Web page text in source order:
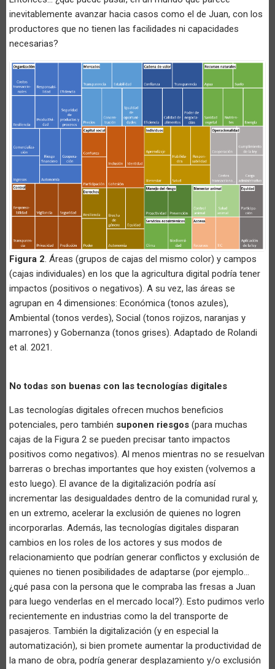
inevitablemente avanzar hacia casos como el de Juan, con los
productores que no tienen las facilidades ni capacidades
necesarias?
Figura 2. Áreas (grupos de cajas del mismo color) y campos
(cajas individuales) en los que la agricultura digital podría tener
impactos (positivos o negativos). A su vez, las áreas se
agrupan en 4 dimensiones: Económica (tonos azules),
Ambiental (tonos verdes), Social (tonos rojizos, naranjas y
marrones) y Gobernanza (tonos grises). Adaptado de Rolandi
et al. 2021.
No todas son buenas con las tecnologías digitales
Las tecnologías digitales ofrecen muchos beneficios
potenciales, pero también suponen riesgos (para muchas
cajas de la Figura 2 se pueden precisar tanto impactos
positivos como negativos). Al menos mientras no se resuelvan
barreras o brechas importantes que hoy existen (volvemos a
esto luego). El avance de la digitalización podría así
incrementar las desigualdades dentro de la comunidad rural y,
en un extremo, acelerar la exclusión de quienes no logren
incorporarlas. Además, las tecnologías digitales disparan
cambios en los roles de los actores y sus modos de
relacionamiento que podrían generar conflictos y exclusión de
quienes no tienen posibilidades de adaptarse (por ejemplo…
¿qué pasa con la persona que le compraba las fresas a Juan
para luego venderlas en el mercado local?). Esto pudimos verlo
recientemente en industrias como la del transporte de
pasajeros. También la digitalización (y en especial la
automatización), si bien promete aumentar la productividad de
la mano de obra, podría generar desplazamiento y/o exclusión